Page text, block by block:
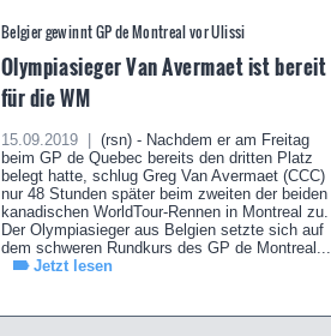
Belgier gewinnt GP de Montreal vor Ulissi
Olympiasieger Van Avermaet ist bereit
für die WM
15.09.2019 |
(rsn) - Nachdem er am Freitag
beim GP de Quebec bereits den dritten Platz
belegt hatte, schlug Greg Van Avermaet (CCC)
nur 48 Stunden später beim zweiten der beiden
kanadischen WorldTour-Rennen in Montreal zu.
Der Olympiasieger aus Belgien setzte sich auf
dem schweren Rundkurs des GP de Montreal...
Jetzt lesen